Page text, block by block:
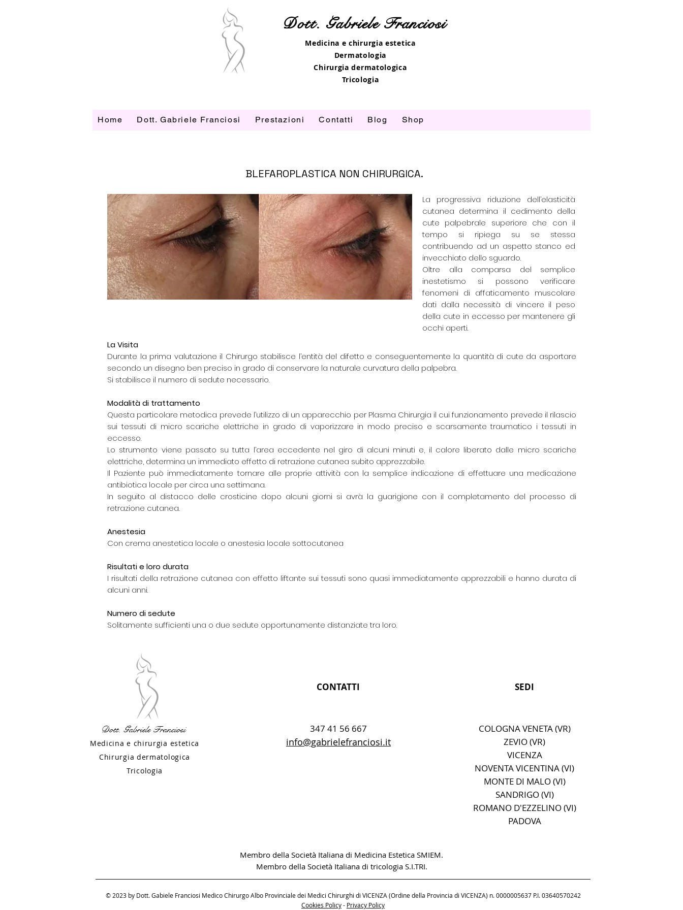
Dott. Gabriele Franciosi
Medicina e chirurgia estetica
Dermatologia
Chirurgia dermatologica
Tricologia
Home Dott. Gabriele Franciosi Prestazioni Contatti Blog Shop
BLEFAROPLASTICA NON CHIRURGICA.
La progressiva riduzione dell’elasticità
cutanea determina il cedimento della
cute palpebrale superiore che con il
tempo si ripiega su se stessa
contribuendo ad un aspetto stanco ed
invecchiato dello sguardo.
Oltre alla comparsa del semplice
inestetismo si possono verificare
fenomeni di affaticamento muscolare
dati dalla necessità di vincere il peso
della cute in eccesso per mantenere gli
occhi aperti.
La Visita
Durante la prima valutazione il Chirurgo stabilisce l’entità del difetto e conseguentemente la quantità di cute da asportare
secondo un disegno ben preciso in grado di conservare la naturale curvatura della palpebra.
Si stabilisce il numero di sedute necessario.
Modalità di trattamento
Questa particolare metodica prevede l’utilizzo di un apparecchio per Plasma Chirurgia il cui funzionamento prevede il rilascio
sui tessuti di micro scariche elettriche in grado di vaporizzare in modo preciso e scarsamente traumatico i tessuti in
eccesso.
Lo strumento viene passato su tutta l’area eccedente nel giro di alcuni minuti e, il calore liberato dalle micro scariche
elettriche, determina un immediato effetto di retrazione cutanea subito apprezzabile.
Il Paziente può immediatamente tornare alle proprie attività con la semplice indicazione di effettuare una medicazione
antibiotica locale per circa una settimana.
In seguito al distacco delle crosticine dopo alcuni giorni si avrà la guarigione con il completamento del processo di
retrazione cutanea.
Anestesia
Con crema anestetica locale o anestesia locale sottocutanea
Risultati e loro durata
I risultati della retrazione cutanea con effetto liftante sui tessuti sono quasi immediatamente apprezzabili e hanno durata di
alcuni anni.
Numero di sedute
Solitamente sufficienti una o due sedute opportunamente distanziate tra loro.
Dott. Gabriele Franciosi
Medicina e chirurgia estetica
Chirurgia dermatologica
Tricologia
CONTATTI
347 41 56 667
info@gabrielefranciosi.it
SEDI
COLOGNA VENETA (VR)
ZEVIO (VR)
VICENZA
NOVENTA VICENTINA (VI)
MONTE DI MALO (VI)
SANDRIGO (VI)
ROMANO D'EZZELINO (VI)
PADOVA
Membro della Società Italiana di Medicina Estetica SMIEM.
Membro della Società Italiana di tricologia S.I.TRI.
© 2023 by Dott. Gabiele Franciosi Medico Chirurgo Albo Provinciale dei Medici Chirurghi di VICENZA (Ordine della Provincia di VICENZA) n. 0000005637 P.I. 03640570242
Cookies Policy- Privacy Policy